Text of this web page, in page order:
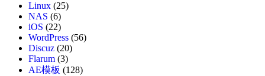
Linux (25)
NAS (6)
iOS (22)
WordPress (56)
Discuz (20)
Flarum (3)
AE模板 (128)